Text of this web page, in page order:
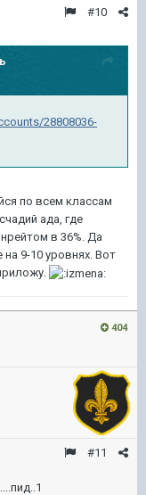
#10
28808036-
по всем классам
ада, где
в 36%. Да
9-10 уровнях. Вот
404
#11